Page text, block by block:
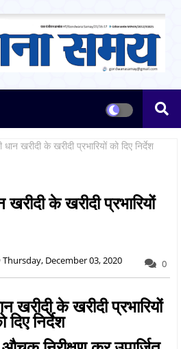
खरीदी के खरीदी प्रभारियों को दिए निर्देश
के खरीदी प्रभारियों
Thursday, December 03, 2020 0
खरीदी के खरीदी प्रभारियों
दिए निर्देश